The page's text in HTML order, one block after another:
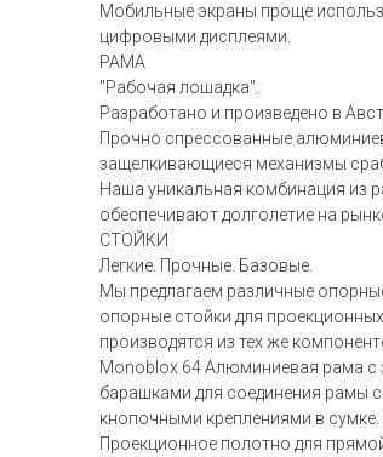
Мобильные экраны проще
цифровыми дисплеями.
РАМА
"Рабочая лошадка".
Разработано и произведено в
Прочно спрессованные
защелкивающиеся механизмы
Наша уникальная комбинация из
обеспечивают долголетие на
СТОЙКИ
Легкие. Прочные. Базовые.
Мы предлагаем различные
опорные стойки для
производятся из тех же
Monoblox 64 Алюминиевая рама с
барашками для соединения рамы
кнопочными креплениями в
Проекционное полотно для